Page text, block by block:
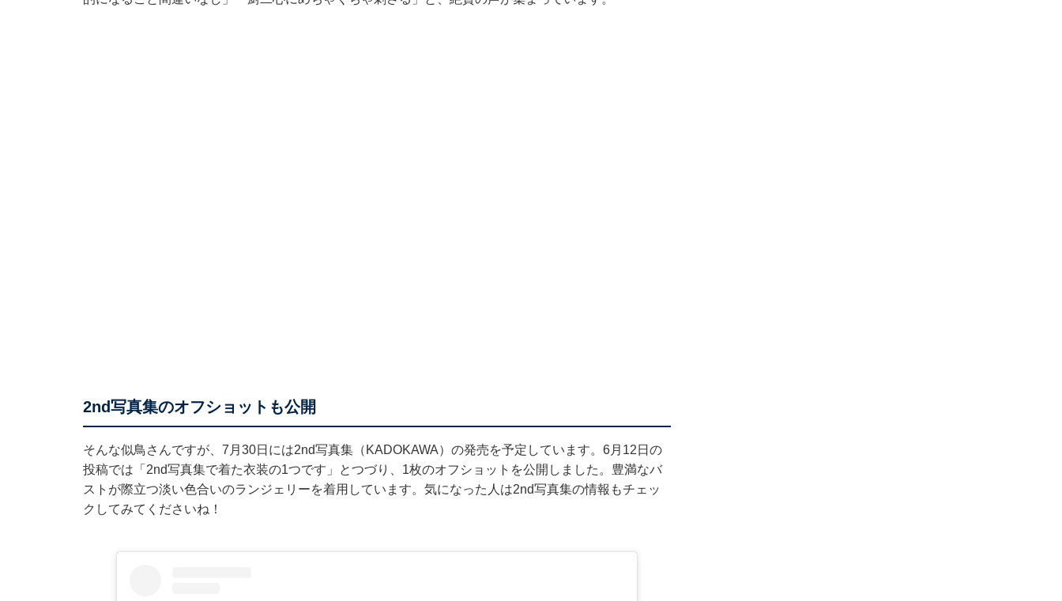
2nd写真集のオフショットも公開
そんな似鳥さんですが、7月30日には2nd写真集（KADOKAWA）の発売を予定しています。6月12日の
投稿では「2nd写真集で着た衣装の1つです」とつづり、1枚のオフショットを公開しました。豊満なバ
ストが際立つ淡い色合いのランジェリーを着用しています。気になった人は2nd写真集の情報もチェッ
クしてみてくださいね！